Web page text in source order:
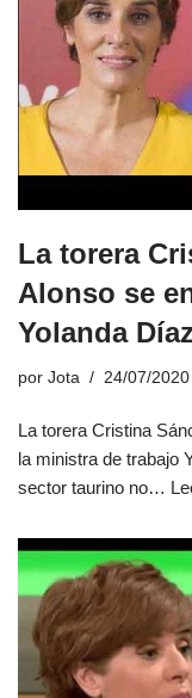
La torera
Alonso se
Yolanda
por Jota 24/07/2020
La torera Cristina
la ministra de trabajo
sector taurino no…